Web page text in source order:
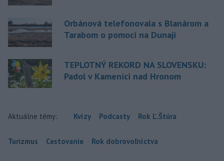
Orbánová telefonovala s Blanárom a
Tarabom o pomoci na Dunaji
TEPLOTNÝ REKORD NA SLOVENSKU:
Padol v Kamenici nad Hronom
Aktuálne témy: Kvízy Podcasty Rok Ľ.Štúra
Turizmus Cestovanie Rok dobrovoľníctva